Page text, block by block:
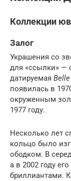
Коллекции
Залог
Украшения со
для «ссылки» —
датируемая
появилась в
окруженным
1977 году.
Несколько лет
кольцо было
ободком. В
а в 2002 году
бриллиантами.